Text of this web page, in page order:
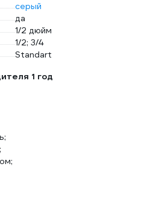
серый
да
1/2 дюйм
1/2; 3/4
Standart
1 год